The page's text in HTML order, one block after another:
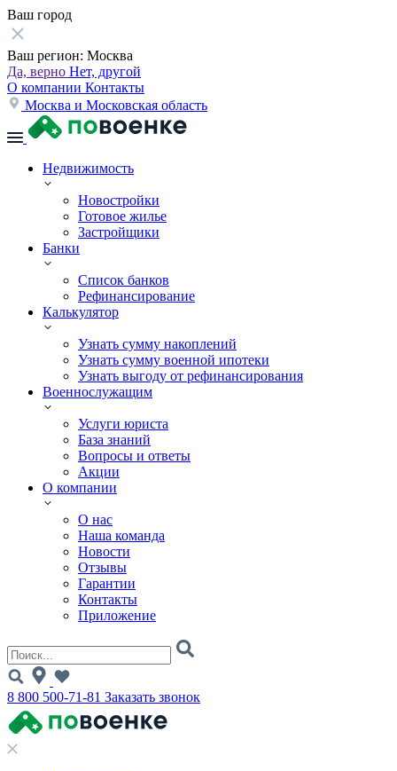
Ваш город
Ваш регион: Москва
Да, верно Нет, другой
О компании Контакты
Москва и Московская область
Недвижимость
Новостройки
Готовое жилье
Застройщики
Банки
Список банков
Рефинансирование
Калькулятор
Узнать сумму накоплений
Узнать сумму военной ипотеки
Узнать выгоду от рефинансирования
Военнослужащим
Услуги юриста
База знаний
Вопросы и ответы
Акции
О компании
О нас
Наша команда
Новости
Отзывы
Гарантии
Контакты
Приложение
8 800 500-71-81 Заказать звонок